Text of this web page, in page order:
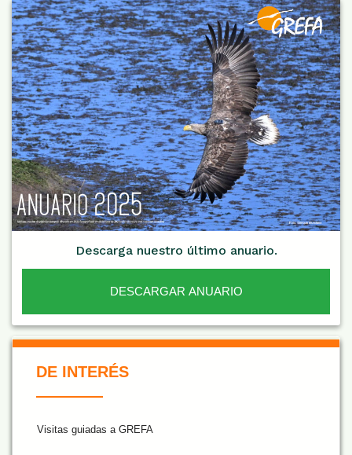
Descarga nuestro último anuario.
DESCARGAR ANUARIO
De Interés NARANJA
DE INTERÉS
Visitas guiadas a GREFA